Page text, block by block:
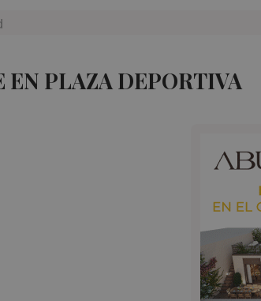
PLAZA DEPORTIVA